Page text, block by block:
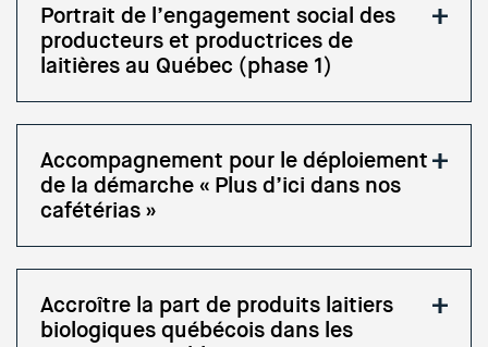
Portrait de l’engagement social des
producteurs et productrices de
laitières au Québec (phase 1)
Accompagnement pour le déploiement
de la démarche « Plus d’ici dans nos
cafétérias »
Accroître la part de produits laitiers
biologiques québécois dans les